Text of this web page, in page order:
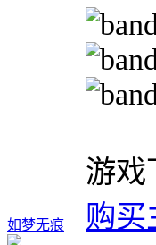
如梦无痕
游戏
购买